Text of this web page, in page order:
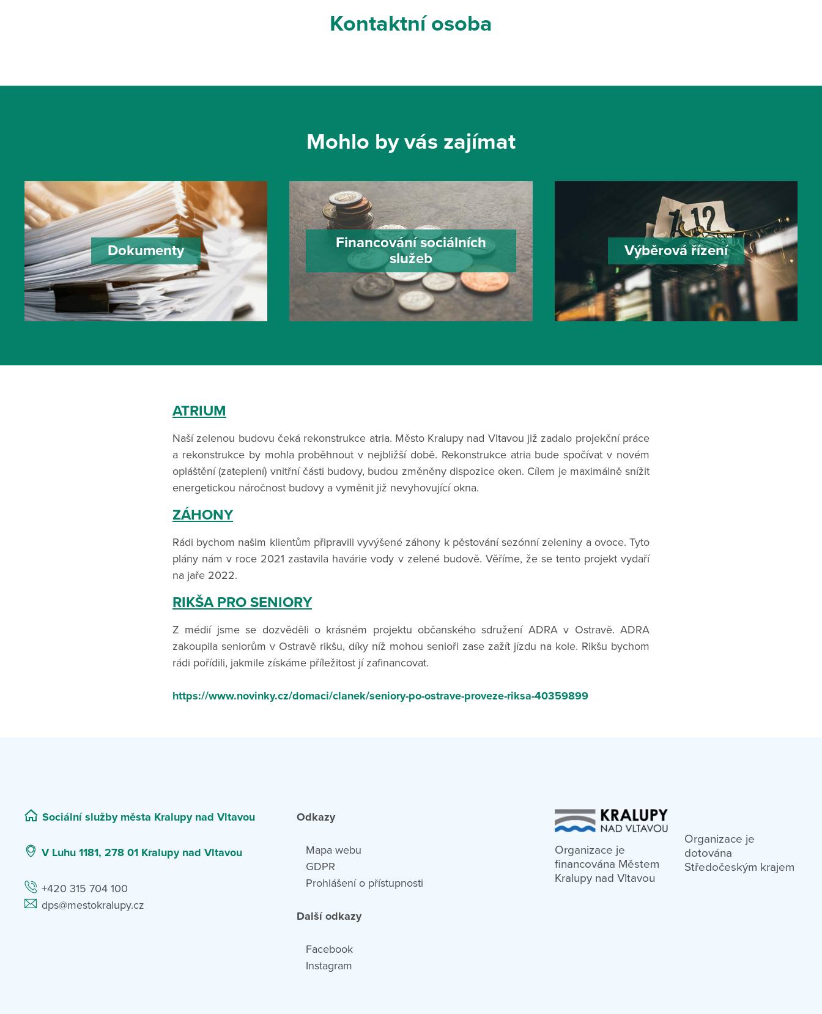
Kontaktní osoba
Mohlo by vás zajímat
Dokumenty
Financování sociálních
služeb
Výběrová řízení
ATRIUM
Naší zelenou budovu čeká rekonstrukce atria. Město Kralupy nad Vltavou již zadalo projekční práce
a rekonstrukce by mohla proběhnout v nejbližší době. Rekonstrukce atria bude spočívat v novém
opláštění (zateplení) vnitřní části budovy, budou změněny dispozice oken. Cílem je maximálně snížit
energetickou náročnost budovy a vyměnit již nevyhovující okna.
ZÁHONY
Rádi bychom našim klientům připravili vyvýšené záhony k pěstování sezónní zeleniny a ovoce. Tyto
plány nám v roce 2021 zastavila havárie vody v zelené budově. Věříme, že se tento projekt vydaří
na jaře 2022.
RIKŠA PRO SENIORY
Z médií jsme se dozvěděli o krásném projektu občanského sdružení ADRA v Ostravě. ADRA
zakoupila seniorům v Ostravě rikšu, díky níž mohou senioři zase zažít jízdu na kole. Rikšu bychom
rádi pořídili, jakmile získáme příležitost jí zafinancovat.
https://www.novinky.cz/domaci/clanek/seniory-po-ostrave-proveze-riksa-40359899
Sociální služby města Kralupy nad Vltavou
V Luhu 1181, 278 01 Kralupy nad Vltavou
+420 315 704 100
dps@mestokralupy.cz
Odkazy
Mapa webu
GDPR
Prohlášení o přístupnosti
Další odkazy
Facebook
Instagram
Organizace je
financována Městem
Kralupy nad Vltavou
Organizace je
dotována
Středočeským krajem